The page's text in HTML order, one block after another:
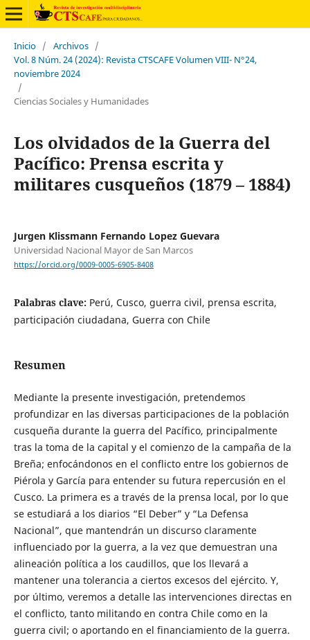
Inicio / Archivos /
Vol. 8 Núm. 24 (2024): Revista CTSCAFE Volumen VIII- N°24,
noviembre 2024
/
Ciencias Sociales y Humanidades
Los olvidados de la Guerra del
Pacífico: Prensa escrita y
militares cusqueños (1879 – 1884)
Jurgen Klissmann Fernando Lopez Guevara
Universidad Nacional Mayor de San Marcos
https://orcid.org/0009-0005-6905-8408
Palabras clave: Perú, Cusco, guerra civil, prensa escrita,
participación ciudadana, Guerra con Chile
Resumen
Mediante la presente investigación, pretendemos
profundizar en las diversas participaciones de la población
cusqueña durante la guerra del Pacífico, principalmente
tras la toma de la capital y el comienzo de la campaña de la
Breña; enfocándonos en el conflicto entre los gobiernos de
Piérola y García para entender su futura repercusión en el
Cusco. La primera es a través de la prensa local, por lo que
se estudiará a los diarios “El Deber” y “La Defensa
Nacional”, que mantendrán un discurso claramente
influenciado por la guerra, a la vez que demuestran una
alineación política a los caudillos, que los llevará a
mantener una tolerancia a ciertos excesos del ejército. Y,
por último, veremos a detalle las intervenciones directas en
el conflicto, tanto militando en contra Chile como en la
guerra civil; o aportando en el financiamiento de la guerra.